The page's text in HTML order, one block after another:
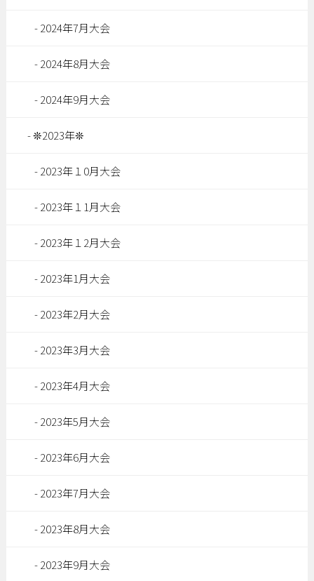
2024年7月大会
2024年8月大会
2024年9月大会
❊2023年❊
2023年１0月大会
2023年１1月大会
2023年１2月大会
2023年1月大会
2023年2月大会
2023年3月大会
2023年4月大会
2023年5月大会
2023年6月大会
2023年7月大会
2023年8月大会
2023年9月大会